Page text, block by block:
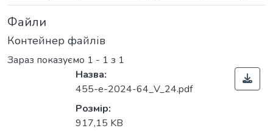
Файли
Контейнер файлів
Зараз показуємо 1 - 1 з 1
Назва:
455-е-2024-64_V_24.pdf
Розмір:
917,15 KB